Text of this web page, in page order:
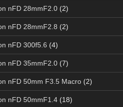
nFD 28mmF2.0 (2)
nFD 28mmF2.8 (2)
nFD 300f5.6 (4)
nFD 35mmF2.0 (7)
nFD 50mm F3.5 Macro (2)
nFD 50mmF1.4 (18)